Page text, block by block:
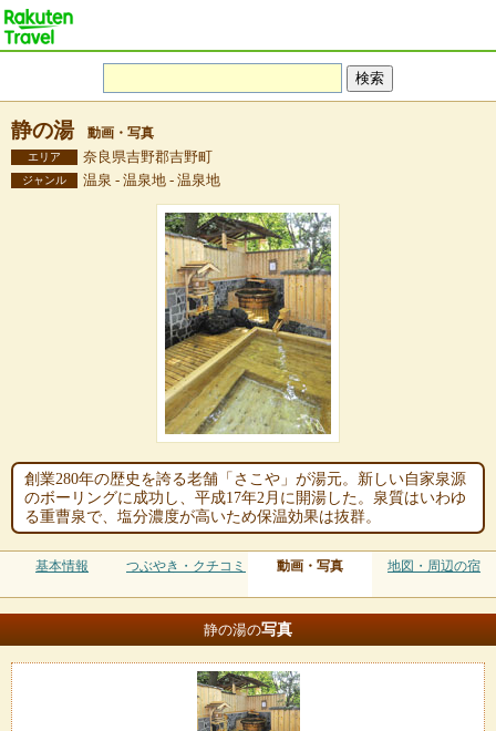
静の湯 動画・写真
エリア 奈良県吉野郡吉野町
ジャンル 温泉 - 温泉地 - 温泉地
創業280年の歴史を誇る老舗「さこや」が湯元。新しい自家泉源
のボーリングに成功し、平成17年2月に開湯した。泉質はいわゆ
る重曹泉で、塩分濃度が高いため保温効果は抜群。
基本情報 つぶやき・クチコミ 動画・写真 地図・周辺の宿
静の湯の写真